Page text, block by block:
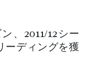
、2011/12シー
ーディングを獲